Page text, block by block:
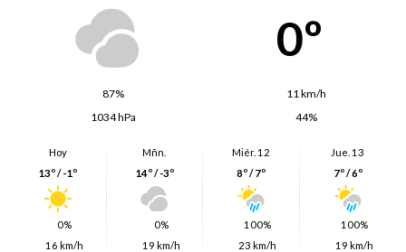
0º
87%
11 km/h
1034 hPa
44%
Hoy
13º / -1º
0%
16 km/h
Mñn.
14º / -3º
0%
19 km/h
Miér. 12
8º / 7º
100%
23 km/h
Jue. 13
7º / 6º
100%
19 km/h